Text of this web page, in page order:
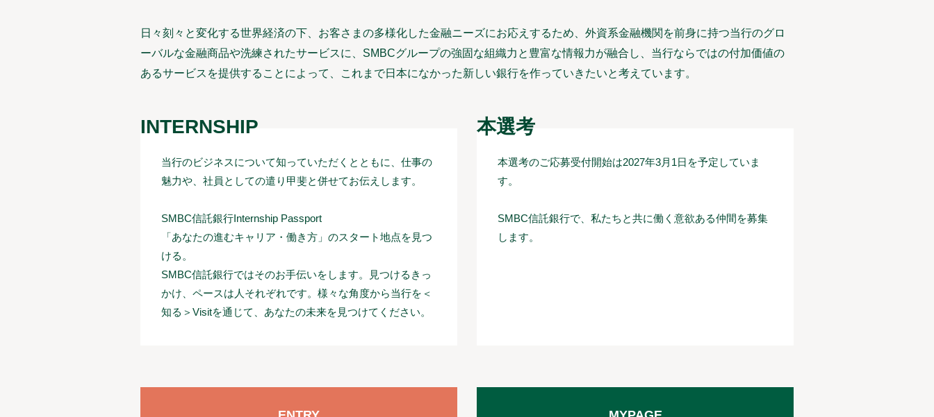
日々刻々と変化する世界経済の下、お客さまの多様化した金融ニーズにお応えするため、外資系金融機関を前身に持つ当行のグロ
ーバルな金融商品や洗練されたサービスに、SMBCグループの強固な組織力と豊富な情報力が融合し、当行ならではの付加価値の
あるサービスを提供することによって、これまで日本になかった新しい銀行を作っていきたいと考えています。
INTERNSHIP
当行のビジネスについて知っていただくとともに、仕事の
魅力や、社員としての遣り甲斐と併せてお伝えします。
SMBC信託銀行Internship Passport
「あなたの進むキャリア・働き方」のスタート地点を見つ
ける。
SMBC信託銀行ではそのお手伝いをします。見つけるきっ
かけ、ペースは人それぞれです。様々な角度から当行を＜
知る＞Visitを通じて、あなたの未来を見つけてください。
本選考
本選考のご応募受付開始は2027年3月1日を予定していま
す。
SMBC信託銀行で、私たちと共に働く意欲ある仲間を募集
します。